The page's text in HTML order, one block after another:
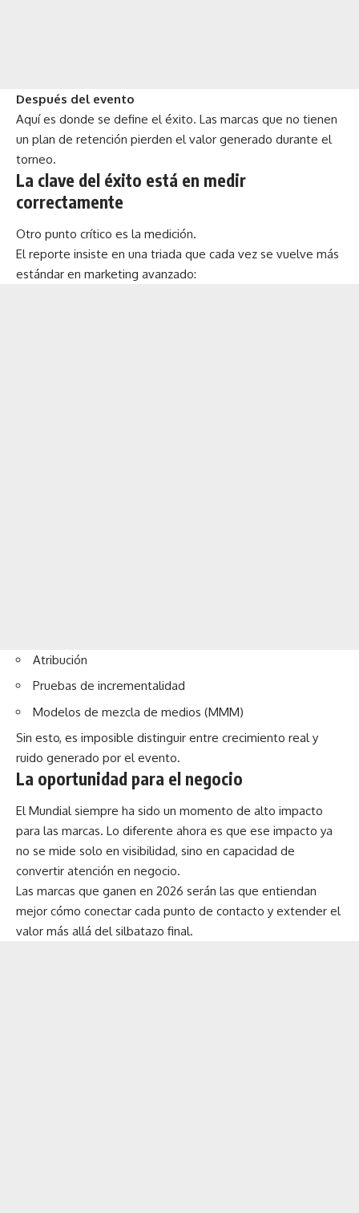
Después del evento
Aquí es donde se define el éxito. Las marcas que no tienen
un plan de retención pierden el valor generado durante el
torneo.
La clave del éxito está en medir
correctamente
Otro punto crítico es la medición.
El reporte insiste en una triada que cada vez se vuelve más
estándar en marketing avanzado:
Atribución
Pruebas de incrementalidad
Modelos de mezcla de medios (MMM)
Sin esto, es imposible distinguir entre crecimiento real y
ruido generado por el evento.
La oportunidad para el negocio
El Mundial siempre ha sido un momento de alto impacto
para las marcas. Lo diferente ahora es que ese impacto ya
no se mide solo en visibilidad, sino en capacidad de
convertir atención en negocio.
Las marcas que ganen en 2026 serán las que entiendan
mejor cómo conectar cada punto de contacto y extender el
valor más allá del silbatazo final.